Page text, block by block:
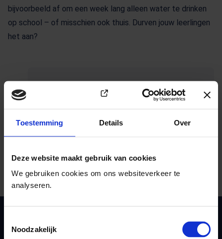
(Opent in
Toestemming Details Over
Deze website maakt gebruik van cookies
We gebruiken cookies om ons websiteverkeer te
analyseren.
Noodzakelijk
bijvoorbeeld af om een week lang alleen water te drinken
op school – of misschien ook thuis. Durven jouw leerlingen
het aan?
Deel deze pagina
Kopieer link naar klembord
Print deze pagina